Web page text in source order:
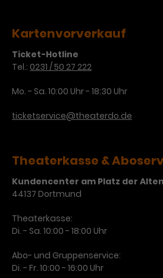
Zweck
Das ist ein von
Daten werden nur
pro Minute an
gesendet. Solange
unterbunden.
Zweck
Werbeanzeigen zu
bereitzustellen.
Anbieter Google /
Zweck
Dieses Cookie
misst die
Werbekampagnen
Kartenvorverkauf
Ticket-Hotline
Tel.: 0231 / 50 27 222
Mo. - Sa. 10:00 Uhr - 18:30 Uhr
ticketservice@theaterdo.de
Theaterkasse &
Kundencenter am Platz der
44137 Dortmund
Theaterkasse:
Di. - Sa. 10:00 - 18:00 Uhr
Abo- und Gruppenservice:
Di. - Fr. 10:00 - 16:00 Uhr